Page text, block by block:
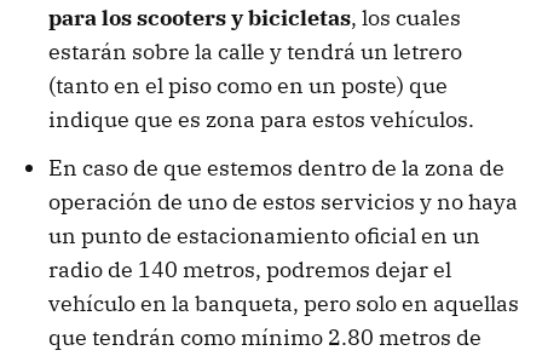
para los scooters y bicicletas, los cuales
estarán sobre la calle y tendrá un letrero
(tanto en el piso como en un poste) que
indique que es zona para estos vehículos.
En caso de que estemos dentro de la zona de
operación de uno de estos servicios y no haya
un punto de estacionamiento oficial en un
radio de 140 metros, podremos dejar el
vehículo en la banqueta, pero solo en aquellas
que tendrán como mínimo 2.80 metros de